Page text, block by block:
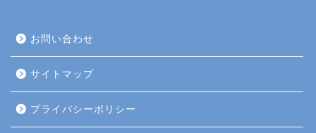
お問い合わせ
サイトマップ
プライバシーポリシー